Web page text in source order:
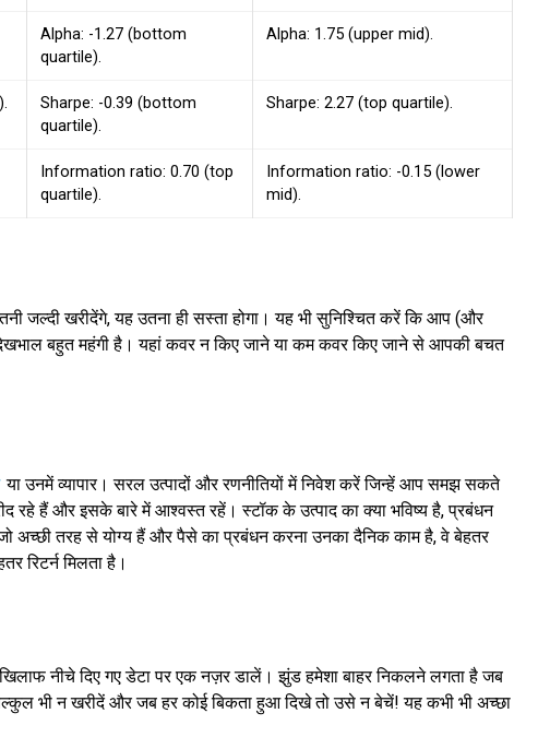
Alpha: -1.27 (bottom
quartile).
Alpha: 1.75 (upper mid).
Sharpe: -0.39 (bottom
quartile).
Sharpe: 2.27 (top quartile).
Information ratio: 0.70 (top
quartile).
Information ratio: -0.15 (lower
mid).
जल्दी खरीदेंगे, यह उतना ही सस्ता होगा। यह भी सुनिश्चित करें कि आप (और
देखभाल बहुत महंगी है। यहां कवर न किए जाने या कम कवर किए जाने से आपकी बचत
या उनमें व्यापार। सरल उत्पादों और रणनीतियों में निवेश करें जिन्हें आप समझ सकते
हैं और इसके बारे में आश्वस्त रहें। स्टॉक के उत्पाद का क्या भविष्य है, प्रबंधन
अच्छी तरह से योग्य हैं और पैसे का प्रबंधन करना उनका दैनिक काम है, वे बेहतर
रिटर्न मिलता है।
नीचे दिए गए डेटा पर एक नज़र डालें। झुंड हमेशा बाहर निकलने लगता है जब
भी न खरीदें और जब हर कोई बिकता हुआ दिखे तो उसे न बेचें! यह कभी भी अच्छा